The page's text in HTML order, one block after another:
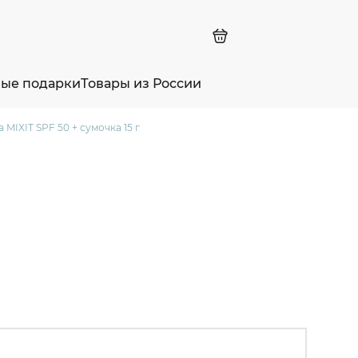
подаркиТовары из России
SPF 50 + сумочка 15 г